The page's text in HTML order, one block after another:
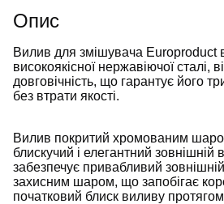
Опис
Вилив для змішувача Europroduct
високоякісної нержавіючої сталі,
довговічність, що гарантує його
без втрати якості.
Вилив покритий хромованим
блискучий і елегантний зовнішній
забезпечує привабливий
захисним шаром, що запобігає
початковий блиск виливу протягом